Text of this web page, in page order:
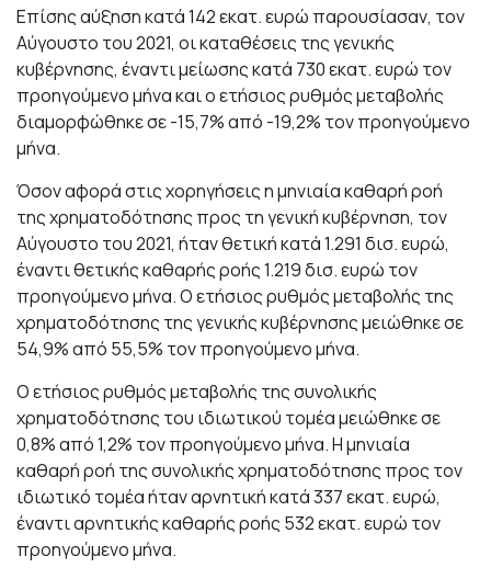
Επίσης αύξηση κατά 142 εκατ. ευρώ παρουσίασαν, τον
Αύγουστο του 2021, οι καταθέσεις της γενικής
κυβέρνησης, έναντι μείωσης κατά 730 εκατ. ευρώ τον
προηγούμενο μήνα και ο ετήσιος ρυθμός μεταβολής
διαμορφώθηκε σε -15,7% από -19,2% τον προηγούμενο
μήνα.
Όσον αφορά στις χορηγήσεις η μηνιαία καθαρή ροή
της χρηματοδότησης προς τη γενική κυβέρνηση, τον
Αύγουστο του 2021, ήταν θετική κατά 1.291 δισ. ευρώ,
έναντι θετικής καθαρής ροής 1.219 δισ. ευρώ τον
προηγούμενο μήνα. Ο ετήσιος ρυθμός μεταβολής της
χρηματοδότησης της γενικής κυβέρνησης μειώθηκε σε
54,9% από 55,5% τον προηγούμενο μήνα.
Ο ετήσιος ρυθμός μεταβολής της συνολικής
χρηματοδότησης του ιδιωτικού τομέα μειώθηκε σε
0,8% από 1,2% τον προηγούμενο μήνα. Η μηνιαία
καθαρή ροή της συνολικής χρηματοδότησης προς τον
ιδιωτικό τομέα ήταν αρνητική κατά 337 εκατ. ευρώ,
έναντι αρνητικής καθαρής ροής 532 εκατ. ευρώ τον
προηγούμενο μήνα.